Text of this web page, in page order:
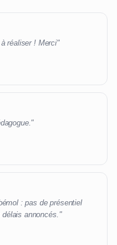
réaliser ! Merci"
: pas de présentiel
annoncés."